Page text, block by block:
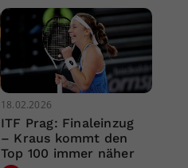
18.02.2026
ITF Prag: Finaleinzug
– Kraus kommt den
Top 100 immer näher